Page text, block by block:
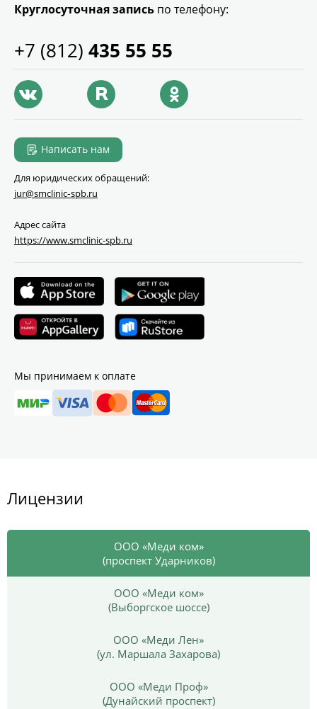
Круглосуточная запись по телефону:
+7 (812) 435 55 55
Написать нам
Для юридических обращений:
jur@smclinic‑spb.ru
Адрес сайта
https://www.smclinic-spb.ru
Мы принимаем к оплате
Лицензии
ООО «Меди ком»
(проспект Ударников)
ООО «Меди ком»
(Выборгское шоссе)
ООО «Меди Лен»
(ул. Маршала Захарова)
ООО «Меди Проф»
(Дунайский проспект)